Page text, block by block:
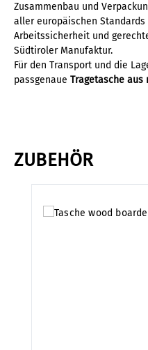
Zusammenbau und
aller europäischen
Arbeitssicherheit und
Südtiroler Manufaktur.
Für den Transport und die
passgenaue Tragetasche aus
ZUBEHÖR